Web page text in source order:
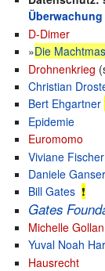
Überwachung
D-Dimer
»Die
Drohnenkrieg
Christian
Bert Ehgartner
Epidemie
Euromomo
Viviane Fischer
Daniele Ganser
Bill Gates ❗
Gates
Michelle Gollan
Yuval Noah
Hausrecht